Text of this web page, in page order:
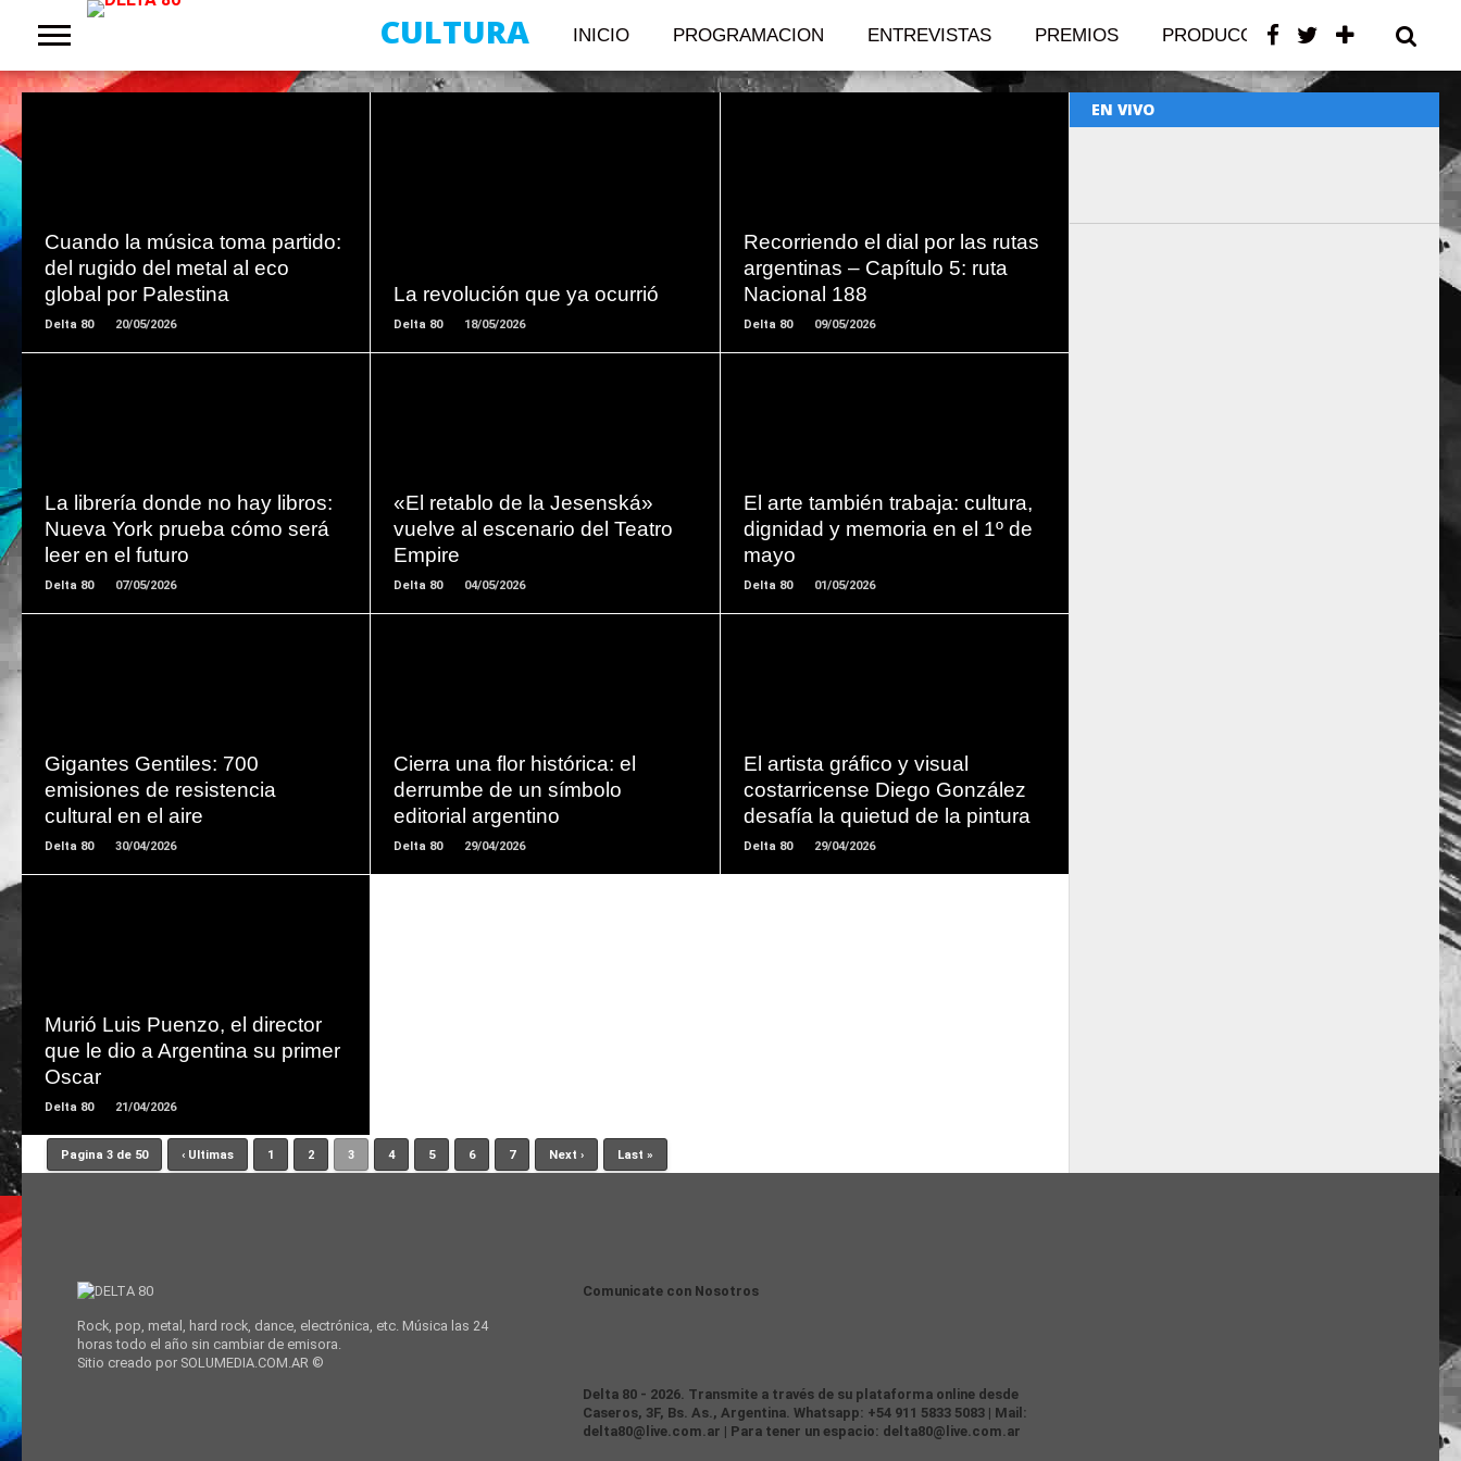
CULTURA INICIO PROGRAMACION ENTREVISTAS PREMIOS PRODUCCIONES CONTACTO
Cuando la música toma partido:
del rugido del metal al eco
global por Palestina
Delta 80 20/05/2026
La revolución que ya ocurrió
Delta 80 18/05/2026
Recorriendo el dial por las rutas
argentinas – Capítulo 5: ruta
Nacional 188
Delta 80 09/05/2026
La librería donde no hay libros:
Nueva York prueba cómo será
leer en el futuro
Delta 80 07/05/2026
«El retablo de la Jesenská»
vuelve al escenario del Teatro
Empire
Delta 80 04/05/2026
El arte también trabaja: cultura,
dignidad y memoria en el 1º de
mayo
Delta 80 01/05/2026
Gigantes Gentiles: 700
emisiones de resistencia
cultural en el aire
Delta 80 30/04/2026
Cierra una flor histórica: el
derrumbe de un símbolo
editorial argentino
Delta 80 29/04/2026
El artista gráfico y visual
costarricense Diego González
desafía la quietud de la pintura
Delta 80 29/04/2026
Murió Luis Puenzo, el director
que le dio a Argentina su primer
Oscar
Delta 80 21/04/2026
Pagina 3 de 50 ‹ Ultimas 1 2 3 4 5 6 7 Next › Last »
EN VIVO
Rock, pop, metal, hard rock, dance, electrónica, etc. Música las 24
horas todo el año sin cambiar de emisora.
Sitio creado por SOLUMEDIA.COM.AR ©
Comunicate con Nosotros
Delta 80 - 2026. Transmite a través de su plataforma online desde
Caseros, 3F, Bs. As., Argentina. Whatsapp: +54 911 5833 5083 | Mail:
delta80@live.com.ar | Para tener un espacio: delta80@live.com.ar